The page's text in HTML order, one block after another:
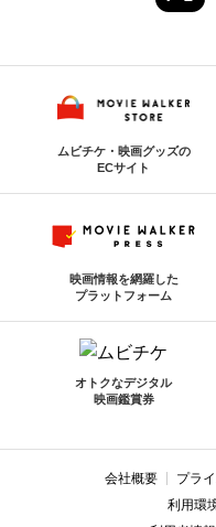
ムビチケ・映画グッズの
ECサイト
映画情報を網羅した
プラットフォーム
オトクなデジタル
映画鑑賞券
会社概要 プラ
利用環